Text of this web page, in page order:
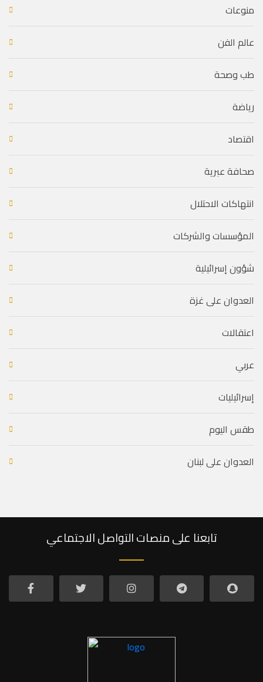
منوعات
عالم الفن
طب وصحة
رياضة
اقتصاد
صحافة عبرية
انتهاكات الاحتلال
المؤسسات والشركات
شؤون إسرائيلية
العدوان على غزة
اعتقالات
عربي
إسرائيليات
طقس اليوم
العدوان على لبنان
تابعنا على منصات التواصل الاجتماعي